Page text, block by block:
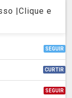
|Clique e
SEGUIR
CURTIR
SEGUIR